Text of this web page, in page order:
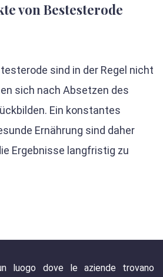
von Bestesterode
sind in der Regel nicht
sich nach Absetzen des
Ein konstantes
Ernährung sind daher
Ergebnisse langfristig zu
luogo dove le aziende trovano